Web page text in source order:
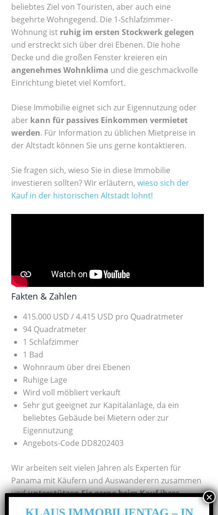
beliebtes Ziel von Touristen, aber auch eine
begehrte Wohngegend. Die 1-Schlafzimmer-
Wohnung ist ruhig im ersten Stockwerk gelegen
und erstreckt sich über drei Ebenen. Die hohe
Decke und die großen Fenster kreieren ein
angenehmes Wohnklima und die geschmackvolle
Einrichtung bietet viel Komfort.
Diese Immobilie eignet sich zur Eigennutzung oder
aber kann für passives Einkommen vermietet
werden. Für Information zu üblichen Mietpreise in
der Altstadt können Sie uns gerne kontaktieren.
Sie fragen sich, wieso Sie in diese Immobilie
investieren sollten? Wir erläutern, wieso sich der
Kauf in der historischen Altstadt lohnt!
Fakten & Zahlen
415.000 USD / 4.415 USD pro Quadratmeter
94 Quadratmeter
1 Schlafzimmer
1 Bad
Wohnraum über drei Ebenen
Ruhige Lage
Wird voll möbliert verkauft
Sehr gut geeignet zur Kapitalanlage, da ein
beliebtes Gebäude bei Mietern oder zur
Eigennutzung
Angebots-Code DD8202403
Wir arbeiten seit vielen Jahren als Experten für
Panama mit Käufern und Auswanderern zusammen
undunterstützen Sie gerne beim Kauf ihrer
KLAUS IMMOBILIENTAG – IN